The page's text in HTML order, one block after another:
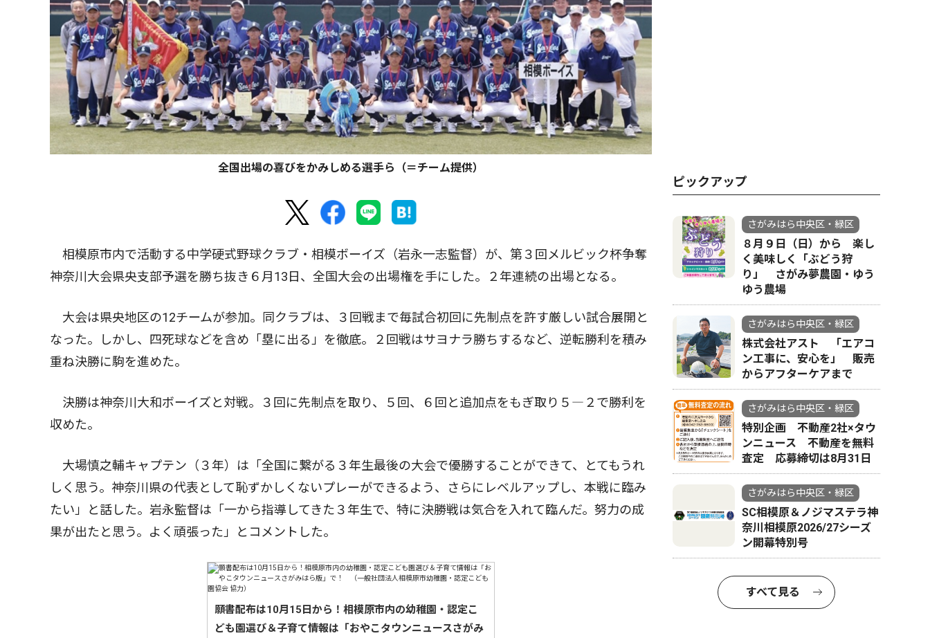
全国出場の喜びをかみしめる選手ら（＝チーム提供）
相模原市内で活動する中学硬式野球クラブ・相模ボーイズ（岩永一志監督）が、第３回メルビック杯争奪
神奈川大会県央支部予選を勝ち抜き６月13日、全国大会の出場権を手にした。２年連続の出場となる。
大会は県央地区の12チームが参加。同クラブは、３回戦まで毎試合初回に先制点を許す厳しい試合展開と
なった。しかし、四死球などを含め「塁に出る」を徹底。２回戦はサヨナラ勝ちするなど、逆転勝利を積み
重ね決勝に駒を進めた。
決勝は神奈川大和ボーイズと対戦。３回に先制点を取り、５回、６回と追加点をもぎ取り５―２で勝利を
収めた。
大場慎之輔キャプテン（３年）は「全国に繋がる３年生最後の大会で優勝することができて、とてもうれ
しく思う。神奈川県の代表として恥ずかしくないプレーができるよう、さらにレベルアップし、本戦に臨み
たい」と話した。岩永監督は「一から指導してきた３年生で、特に決勝戦は気合を入れて臨んだ。努力の成
果が出たと思う。よく頑張った」とコメントした。
願書配布は10月15日から！相模原市内の幼稚園・認定こ
ども園選び＆子育て情報は「おやこタウンニュースさがみ
ピックアップ
さがみはら中央区・緑区
８月９日（日）から 楽し
く美味しく「ぶどう狩
り」 さがみ夢農園・ゆう
ゆう農場
さがみはら中央区・緑区
株式会社アスト 「エアコ
ン工事に、安心を」 販売
からアフターケアまで
さがみはら中央区・緑区
特別企画 不動産2社×タウ
ンニュース 不動産を無料
査定 応募締切は8月31日
さがみはら中央区・緑区
SC相模原＆ノジマステラ神
奈川相模原2026/27シーズ
ン開幕特別号
すべて見る